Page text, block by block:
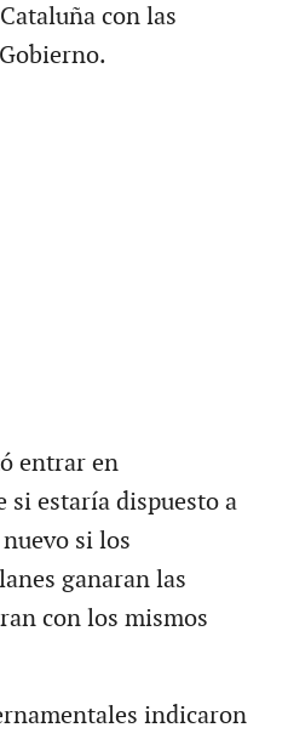
con las
entrar en
si estaría dispuesto a
si los
ganaran las
con los mismos
indicaron